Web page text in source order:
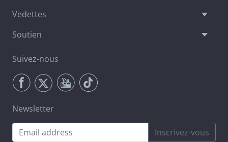
Vedettes
Soutien
Suivez-nous
Newsletter
Inscrivez-vous